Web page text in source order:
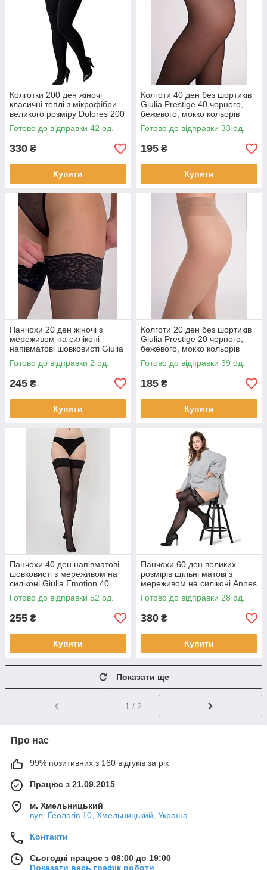
Колготки 200 ден жіночі
класичні теплі з мікрофібри
великого розміру Dolores 200
чорні 6 розмір
Готово до відправки 42 од.
330 ₴
Купити
Колготи 40 ден без шортиків
Giulia Prestige 40 чорного,
бежевого, мокко кольорів
розмір 6
Готово до відправки 33 од.
195 ₴
Купити
Панчохи 20 ден жіночі з
мереживом на силіконі
напівматові шовковисті Giulia
Emotion 20 чорні бежеві
розмір 5/6
Готово до відправки 2 од.
245 ₴
Купити
Колготи 20 ден без шортиків
Giulia Prestige 20 чорного,
бежевого, мокко кольорів
розмір 6
Готово до відправки 39 од.
185 ₴
Купити
Панчохи 40 ден напівматові
шовковисті з мереживом на
силіконі Giulia Emotion 40
чорні бежеві 5/6
Готово до відправки 52 од.
255 ₴
Купити
Панчохи 60 ден великих
розмірів щільні матові з
мереживом на силіконі Annes
Truss 60 чорного і червоного
кольорів 5/6 7/8
Готово до відправки 28 од.
380 ₴
Купити
Показати ще
1 / 2
Про нас
99% позитивних з 160 відгуків за рік
Працює з 21.09.2015
м. Хмельницький
вул. Геологів 10, Хмельницький, Україна
Контакти
Сьогодні працює з 08:00 до 19:00
Показати весь графік роботи